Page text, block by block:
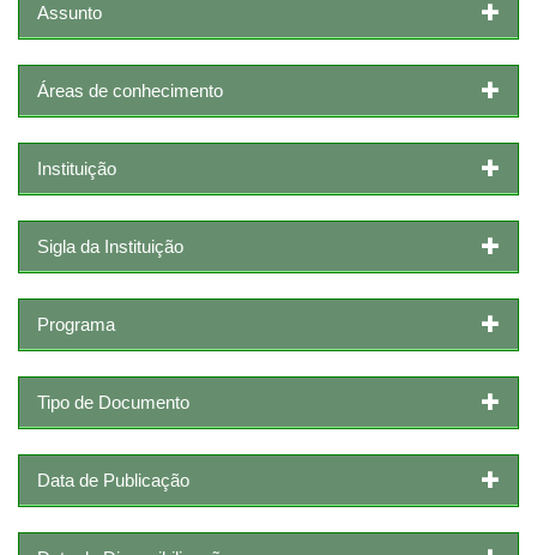
Assunto
Áreas de conhecimento
Instituição
Sigla da Instituição
Programa
Tipo de Documento
Data de Publicação